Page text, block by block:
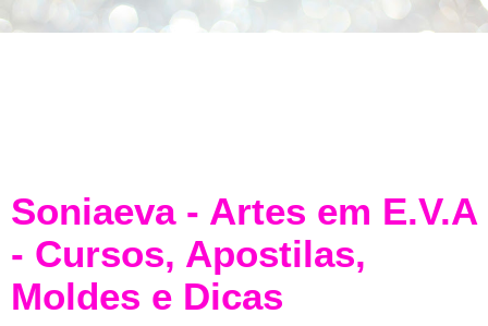
Soniaeva - Artes em E.V.A
- Cursos, Apostilas,
Moldes e Dicas